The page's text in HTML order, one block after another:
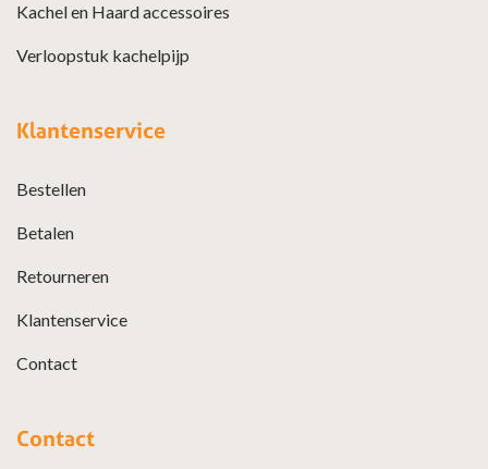
Kachel en Haard accessoires
Verloopstuk kachelpijp
Klantenservice
Bestellen
Betalen
Retourneren
Klantenservice
Contact
Contact